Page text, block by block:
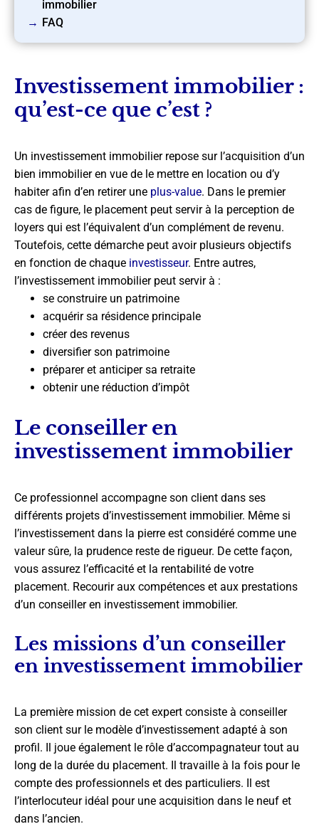
immobilier
FAQ
Investissement immobilier :
qu’est-ce que c’est ?
Un investissement immobilier repose sur l’acquisition d’un
bien immobilier en vue de le mettre en location ou d’y
habiter afin d’en retirer une plus-value. Dans le premier
cas de figure, le placement peut servir à la perception de
loyers qui est l’équivalent d’un complément de revenu.
Toutefois, cette démarche peut avoir plusieurs objectifs
en fonction de chaque investisseur. Entre autres,
l’investissement immobilier peut servir à :
se construire un patrimoine
acquérir sa résidence principale
créer des revenus
diversifier son patrimoine
préparer et anticiper sa retraite
obtenir une réduction d’impôt
Le conseiller en
investissement immobilier
Ce professionnel accompagne son client dans ses
différents projets d’investissement immobilier. Même si
l’investissement dans la pierre est considéré comme une
valeur sûre, la prudence reste de rigueur. De cette façon,
vous assurez l’efficacité et la rentabilité de votre
placement. Recourir aux compétences et aux prestations
d’un conseiller en investissement immobilier.
Les missions d’un conseiller
en investissement immobilier
La première mission de cet expert consiste à conseiller
son client sur le modèle d’investissement adapté à son
profil. Il joue également le rôle d’accompagnateur tout au
long de la durée du placement. Il travaille à la fois pour le
compte des professionnels et des particuliers. Il est
l’interlocuteur idéal pour une acquisition dans le neuf et
dans l’ancien.